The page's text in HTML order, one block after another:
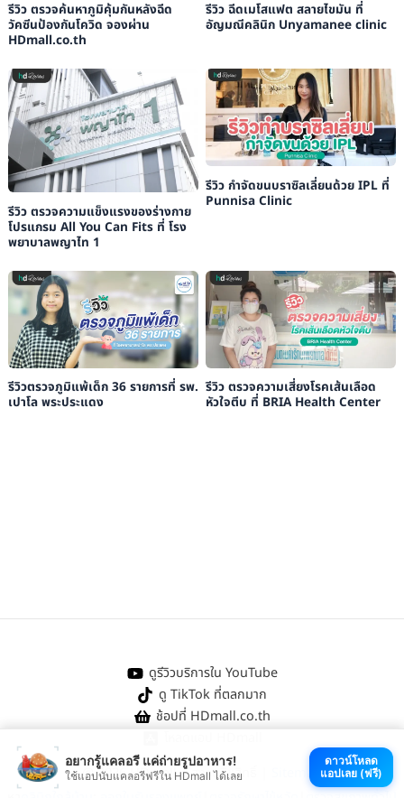
รีวิว ตรวจค้นหาภูมิคุ้มกันหลังฉีด
วัคซีนป้องกันโควิด จองผ่าน
HDmall.co.th
รีวิว ฉีดเมโสแฟต สลายไขมัน ที่
อัญมณีคลินิก Unyamanee clinic
รีวิว ตรวจความแข็งแรงของร่างกาย
โปรแกรม All You Can Fits ที่ โรง
พยาบาลพญาไท 1
รีวิว กำจัดขนบราซิลเลี่ยนด้วย IPL ที่
Punnisa Clinic
รีวิวตรวจภูมิแพ้เด็ก 36 รายการที่ รพ.
เปาโล พระประแดง
รีวิว ตรวจความเสี่ยงโรคเส้นเลือด
หัวใจตีบ ที่ BRIA Health Center
ดูรีวิวบริการใน YouTube
ดู TikTok ที่ตลกมาก
ช้อปที่ HDmall.co.th
@ 2026 HDmall | สงวนลิขสิทธิ์ |
Sitemap
อยากรู้แคลอรี แค่ถ่ายรูปอาหาร!
ใช้แอปนับแคลอรีฟรีใน HDmall ได้เลย
ดาวน์โหลด
แอปเลย (ฟรี)